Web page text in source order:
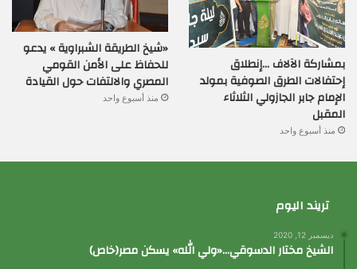
بمشاركة الآلاف …إنطلاق
إحتفالات الطرق الصوفية بمولد
الإمام جابر الجازولي الثلاثاء
المقبل
منذ أسبوع واحد
«شيخ الطريقة الشبراوية » يدعو
للحفاظ على الأمن القومي
المصري والالتفات حول القيادة
منذ أسبوع واحد
تريند اليوم
ديسمبر 12, 2020
الشيخ مختار الدسوقي…«ولي الله» يسكن مصر(خاص)